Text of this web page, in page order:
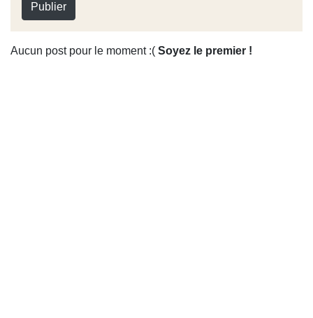
Publier
Aucun post pour le moment :( Soyez le premier !